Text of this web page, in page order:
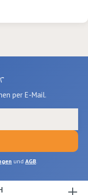
per E-Mail.
und AGB.